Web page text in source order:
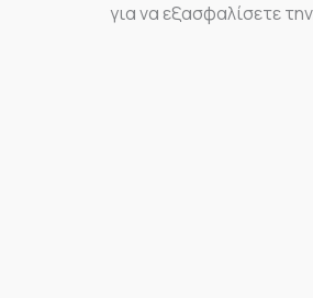
για να εξασφαλίσετε